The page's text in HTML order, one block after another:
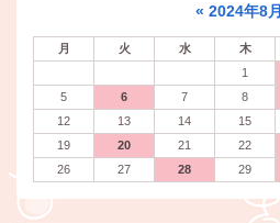
« 2024年8月
月 火 水 木
1
5
6 7 8
12
13 14 15
19
20 21 22
26
27 28 29